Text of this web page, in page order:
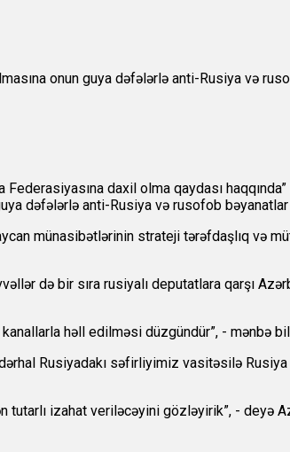
onun guya dəfələrlə anti-Rusiya və
daxil olma qaydası
dəfələrlə anti-Rusiya və rusofob
münasibətlərinin strateji tərəfdaşlıq və
də bir sıra rusiyalı deputatlara qarşı
həll edilməsi düzgündür”, - mənbə
Rusiyadakı səfirliyimiz vasitəsilə Rusiya
izahat veriləcəyini gözləyirik”, - deyə